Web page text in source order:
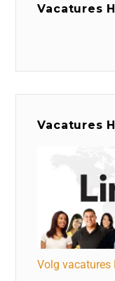
Vacatures
Vacatures
Volg vacatures